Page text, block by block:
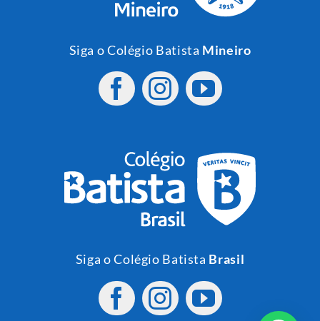
Siga o Colégio Batista Mineiro
Siga o Colégio Batista Brasil